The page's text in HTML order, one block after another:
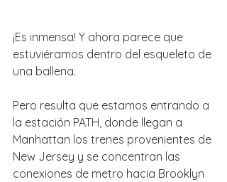
¡Es inmensa! Y ahora parece que
estuviéramos dentro del esqueleto de
una ballena.
Pero resulta que estamos entrando a
la estación PATH, donde llegan a
Manhattan los trenes provenientes de
New Jersey y se concentran las
conexiones de metro hacia Brooklyn